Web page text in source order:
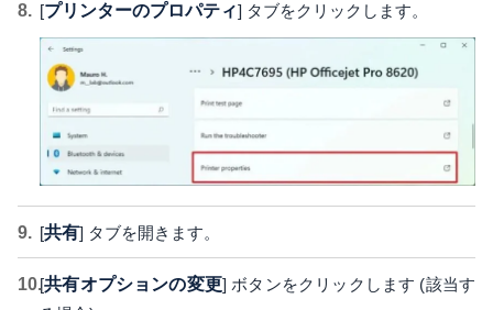
[プリンターのプロパティ] タブをクリックします。
[共有] タブを開きます。
[共有オプションの変更] ボタンをクリックします (該当す